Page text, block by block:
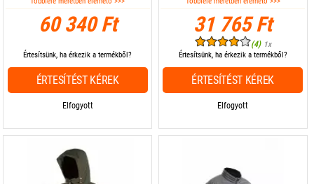
60 340 Ft
Elfogyott
Értesítsünk, ha érkezik a termékből?
ÉRTESÍTÉST KÉREK
31 765 Ft
(4) 1x
Elfogyott
Értesítsünk, ha érkezik a termékből?
ÉRTESÍTÉST KÉREK